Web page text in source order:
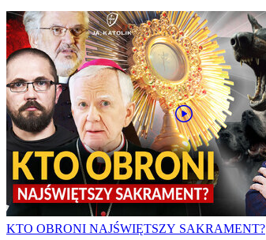
KTO OBRONI NAJŚWIĘTSZY SAKRAMENT?